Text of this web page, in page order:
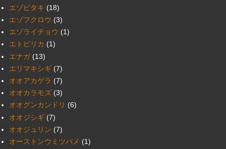
エゾビタキ (18)
エゾフクロウ (3)
エゾライチョウ (1)
エトピリカ (1)
エナガ (13)
エリマキシギ (7)
オオアカゲラ (7)
オオカラモズ (3)
オオグンカンドリ (6)
オオジシギ (7)
オオジュリン (7)
オーストンウミツバメ (1)